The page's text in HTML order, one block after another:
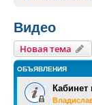
Видео
Новая тема
ОБЪЯВЛЕНИЯ